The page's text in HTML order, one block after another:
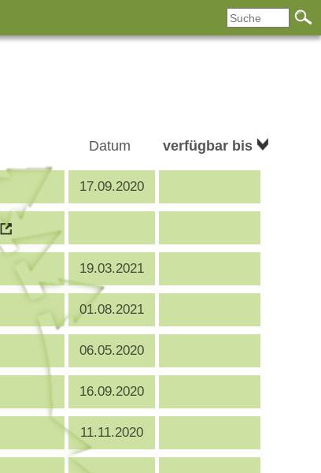
Datum verfügbar bis
17.09.2020
19.03.2021
01.08.2021
06.05.2020
16.09.2020
11.11.2020